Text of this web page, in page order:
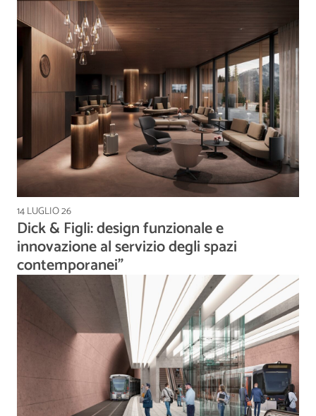
14 LUGLIO 26
Dick & Figli: design funzionale e
innovazione al servizio degli spazi
contemporanei”